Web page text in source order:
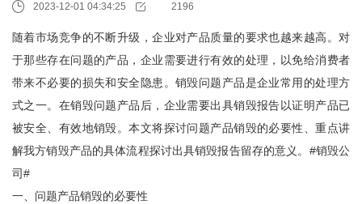
2023-12-01 04:34:25 2196
随着市场竞争的不断升级，企业对产品质量的要求也越来越高。对
于那些存在问题的产品，企业需要进行有效的处理，以免给消费者
带来不必要的损失和安全隐患。销毁问题产品是企业常用的处理方
式之一。在销毁问题产品后，企业需要出具销毁报告以证明产品已
被安全、有效地销毁。本文将探讨问题产品销毁的必要性、重点讲
解我方销毁产品的具体流程探讨出具销毁报告留存的意义。#销毁公
司#
一、问题产品销毁的必要性